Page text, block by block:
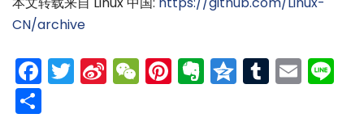
CN/archive
Facebook
Twitter
Sina
Weibo
WeChat
Pinterest
Evernote
Qzone
Tumblr